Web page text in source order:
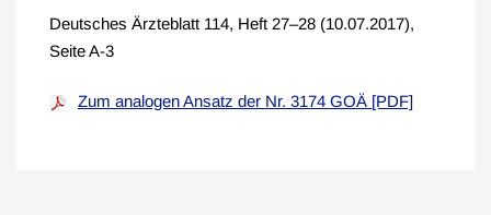
Deutsches Ärzteblatt 114, Heft 27–28 (10.07.2017),
Seite A-3
Zum analogen Ansatz der Nr. 3174 GOÄ [PDF]